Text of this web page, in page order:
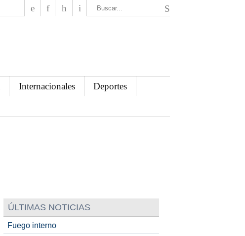
Internacionales
Deportes
ÚLTIMAS NOTICIAS
Fuego interno